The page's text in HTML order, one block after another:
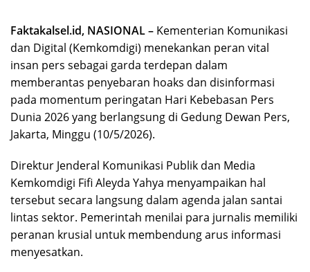
Faktakalsel.id, NASIONAL – Kementerian Komunikasi
dan Digital (Kemkomdigi) menekankan peran vital
insan pers sebagai garda terdepan dalam
memberantas penyebaran hoaks dan disinformasi
pada momentum peringatan Hari Kebebasan Pers
Dunia 2026 yang berlangsung di Gedung Dewan Pers,
Jakarta, Minggu (10/5/2026).
Direktur Jenderal Komunikasi Publik dan Media
Kemkomdigi Fifi Aleyda Yahya menyampaikan hal
tersebut secara langsung dalam agenda jalan santai
lintas sektor. Pemerintah menilai para jurnalis memiliki
peranan krusial untuk membendung arus informasi
menyesatkan.